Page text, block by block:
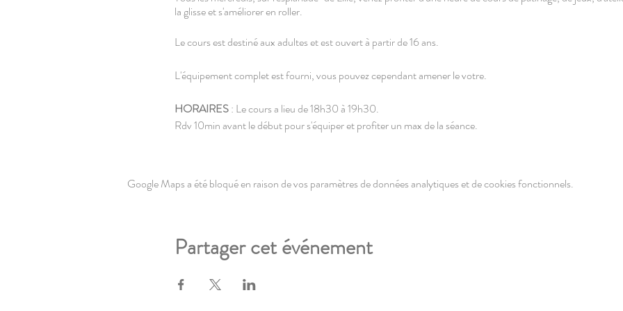
la glisse et s'améliorer en roller.
Le cours est destiné aux adultes et est ouvert à partir de 16 ans.
L'équipement complet est fourni, vous pouvez cependant amener le votre.
HORAIRES: Le cours a lieu de 18h30 à 19h30.
Rdv 10min avant le début pour s'équiper et profiter un max de la séance.
RÉSERVATION : obligatoire, afin de gérer les effectifs et les demandes de matériel.
* En cas de pluie, la séance est délocalisée à la halle du marché de la Madeleine (place des fusillés et
Google Maps a été bloqué en raison de vos paramètres de données analytiques et de cookies fonctionnels.
Partager cet événement